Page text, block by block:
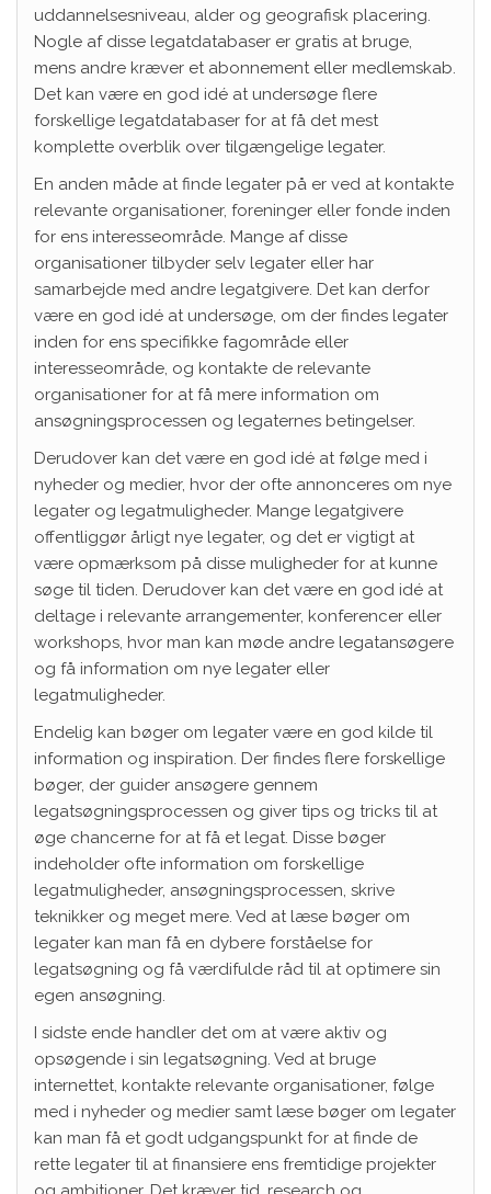
uddannelsesniveau, alder og geografisk placering.
Nogle af disse legatdatabaser er gratis at bruge,
mens andre kræver et abonnement eller medlemskab.
Det kan være en god idé at undersøge flere
forskellige legatdatabaser for at få det mest
komplette overblik over tilgængelige legater.
En anden måde at finde legater på er ved at kontakte
relevante organisationer, foreninger eller fonde inden
for ens interesseområde. Mange af disse
organisationer tilbyder selv legater eller har
samarbejde med andre legatgivere. Det kan derfor
være en god idé at undersøge, om der findes legater
inden for ens specifikke fagområde eller
interesseområde, og kontakte de relevante
organisationer for at få mere information om
ansøgningsprocessen og legaternes betingelser.
Derudover kan det være en god idé at følge med i
nyheder og medier, hvor der ofte annonceres om nye
legater og legatmuligheder. Mange legatgivere
offentliggør årligt nye legater, og det er vigtigt at
være opmærksom på disse muligheder for at kunne
søge til tiden. Derudover kan det være en god idé at
deltage i relevante arrangementer, konferencer eller
workshops, hvor man kan møde andre legatansøgere
og få information om nye legater eller
legatmuligheder.
Endelig kan bøger om legater være en god kilde til
information og inspiration. Der findes flere forskellige
bøger, der guider ansøgere gennem
legatsøgningsprocessen og giver tips og tricks til at
øge chancerne for at få et legat. Disse bøger
indeholder ofte information om forskellige
legatmuligheder, ansøgningsprocessen, skrive
teknikker og meget mere. Ved at læse bøger om
legater kan man få en dybere forståelse for
legatsøgning og få værdifulde råd til at optimere sin
egen ansøgning.
I sidste ende handler det om at være aktiv og
opsøgende i sin legatsøgning. Ved at bruge
internettet, kontakte relevante organisationer, følge
med i nyheder og medier samt læse bøger om legater
kan man få et godt udgangspunkt for at finde de
rette legater til at finansiere ens fremtidige projekter